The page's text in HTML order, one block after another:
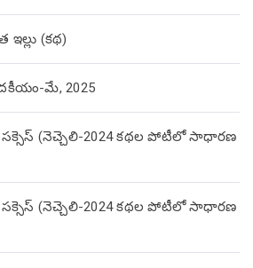
ఇల్లు (కథ)
మే, 2025
సక్సెస్ (నెచ్చెలి-2024 కథల పోటీలో సాధారణ
సక్సెస్ (నెచ్చెలి-2024 కథల పోటీలో సాధారణ